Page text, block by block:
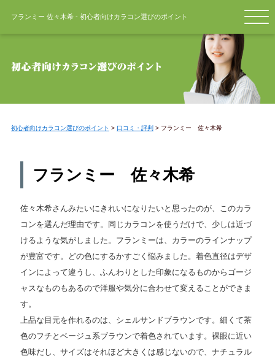
フランミー 佐々木希 - 初心者向けカラコン選びのポイント
初心者向けカラコン選びのポイント > 口コミ・評判 > フランミー 佐々木希
フランミー 佐々木希
佐々木希さんみたいにきれいになりたいと思ったのが、このカラ
コンを選んだ理由です。同じカラコンを使うだけで、少しは近づ
けるような気がしました。フランミーは、カラーのラインナップ
が豊富です。どの色にするかすごく悩みました。着色直径はデザ
インによって違うし、ふんわりとした印象になるものからゴージ
ャスなものもあるので洋服や気分に合わせて変えることができま
す。
上品な目元を作れるのは、シェルサンドブラウンです。細くて茶
色のフチとベージュ系ブラウンで着色されています。裸眼に近い
色味だし、サイズはそれほど大きくは感じないので、ナチュラル